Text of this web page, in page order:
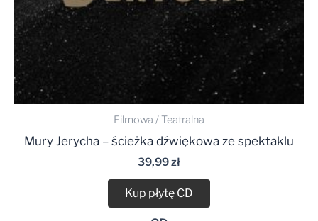
Filmowa / Teatralna
Mury Jerycha – ścieżka dźwiękowa ze spektaklu
39,99zł
Kup płytę CD